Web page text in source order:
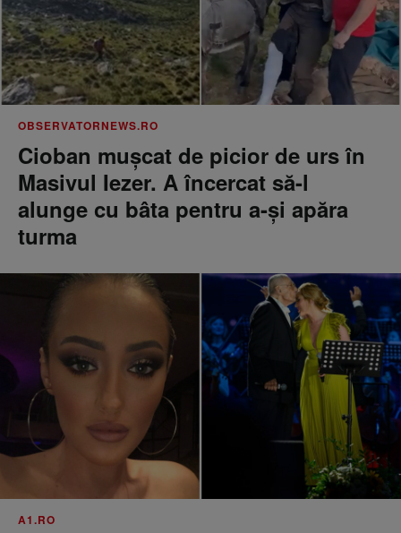
OBSERVATORNEWS.RO
Cioban muşcat de picior de urs în
Masivul Iezer. A încercat să-l
alunge cu bâta pentru a-şi apăra
turma
A1.RO